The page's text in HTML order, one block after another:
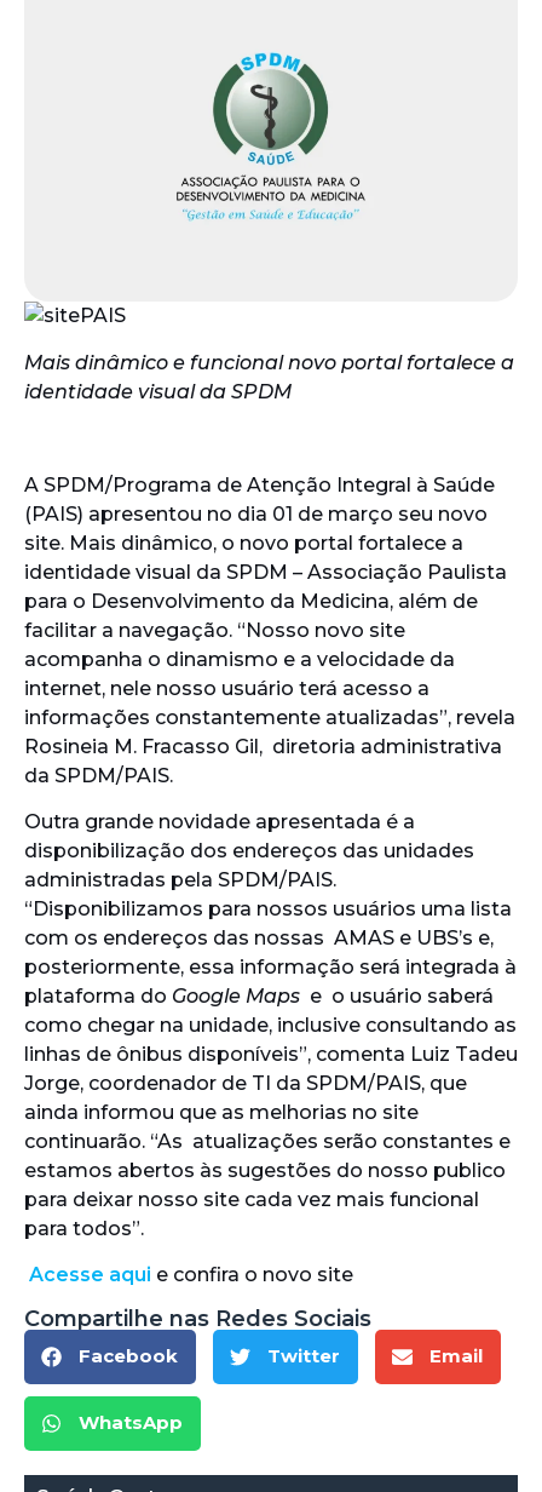
Mais dinâmico e funcional novo portal fortalece a
identidade visual da SPDM
A SPDM/Programa de Atenção Integral à Saúde
(PAIS) apresentou no dia 01 de março seu novo
site. Mais dinâmico, o novo portal fortalece a
identidade visual da SPDM – Associação Paulista
para o Desenvolvimento da Medicina, além de
facilitar a navegação. “Nosso novo site
acompanha o dinamismo e a velocidade da
internet, nele nosso usuário terá acesso a
informações constantemente atualizadas”, revela
Rosineia M. Fracasso Gil, diretoria administrativa
da SPDM/PAIS.
Outra grande novidade apresentada é a
disponibilização dos endereços das unidades
administradas pela SPDM/PAIS.
“Disponibilizamos para nossos usuários uma lista
com os endereços das nossas AMAS e UBS’s e,
posteriormente, essa informação será integrada à
plataforma do Google Maps e o usuário saberá
como chegar na unidade, inclusive consultando as
linhas de ônibus disponíveis”, comenta Luiz Tadeu
Jorge, coordenador de TI da SPDM/PAIS, que
ainda informou que as melhorias no site
continuarão. “As atualizações serão constantes e
estamos abertos às sugestões do nosso publico
para deixar nosso site cada vez mais funcional
para todos”.
Acesse aqui e confira o novo site
Compartilhe nas Redes Sociais
Facebook Twitter Email
WhatsApp